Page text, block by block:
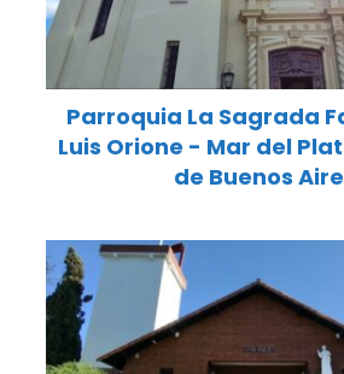
Parroquia La Sagrada
Luis Orione - Mar del
de Buenos